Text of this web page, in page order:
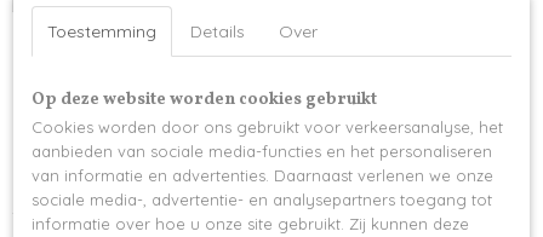
Omschrijving
Van een mooi uitdeelgeschenkje gesproken. Een vaasje gepersonaliseerd
met naam. (personalisatie is met een naamsticker - geen etiket label)
Je kan deze ook perfect gebruiken voor het aankleden van de feesttafel
Afmetingen : diameter 5 cm - hoogte 7,0 cm
Toestemming Details Over
Op deze website worden cookies gebruikt
Cookies worden door ons gebruikt voor verkeersanalyse, het
aanbieden van sociale media-functies en het personaliseren
van informatie en advertenties. Daarnaast verlenen we onze
sociale media-, advertentie- en analysepartners toegang tot
informatie over hoe u onze site gebruikt. Zij kunnen deze